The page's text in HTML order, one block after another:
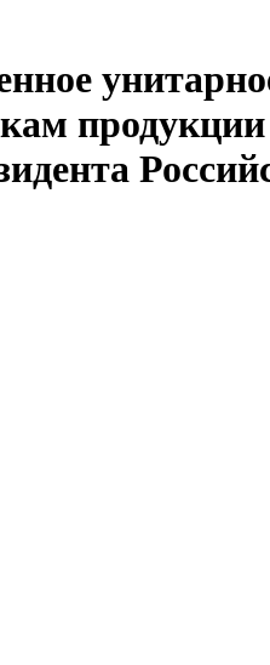
продукции